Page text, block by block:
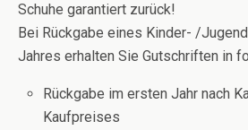
Schuhe garantiert zurück!
Bei Rückgabe eines Kinder- /
Jahres erhalten Sie Gutschriften in
Rückgabe im ersten Jahr nach
Kaufpreises